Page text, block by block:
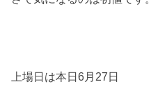
上場日は本日6月27日